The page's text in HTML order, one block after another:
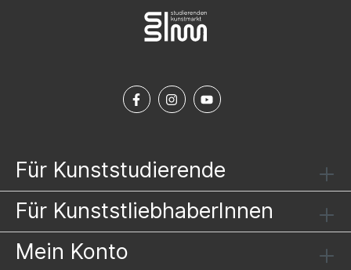
Für Kunststudierende
Für KunststliebhaberInnen
Mein Konto